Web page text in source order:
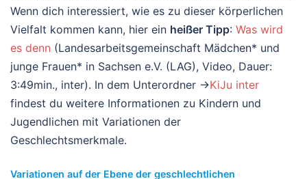
Wenn dich interessiert, wie es zu dieser körperlichen
Vielfalt kommen kann, hier ein heißer Tipp: Was wird
es denn (Landesarbeitsgemeinschaft Mädchen* und
junge Frauen* in Sachsen e.V. (LAG), Video, Dauer:
3:49min., inter). In dem Unterordner →KiJu inter
findest du weitere Informationen zu Kindern und
Jugendlichen mit Variationen der
Geschlechtsmerkmale.
Variationen auf der Ebene der geschlechtlichen